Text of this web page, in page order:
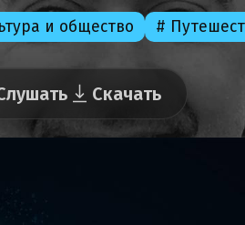
и общество #
Скачать